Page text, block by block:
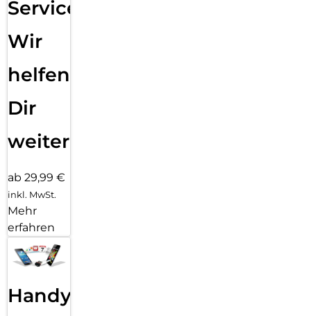
Service:
Wir
helfen
Dir
weiter
ab 29,99 €
inkl. MwSt.
Mehr
erfahren
Handy